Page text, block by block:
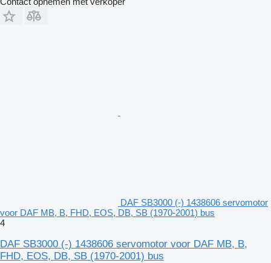
DAF SB3000 (-) 1438606 servomotor
voor DAF MB, B, FHD, EOS, DB, SB (1970-2001) bus
4
DAF SB3000 (-) 1438606 servomotor voor DAF MB, B,
FHD, EOS, DB, SB (1970-2001) bus